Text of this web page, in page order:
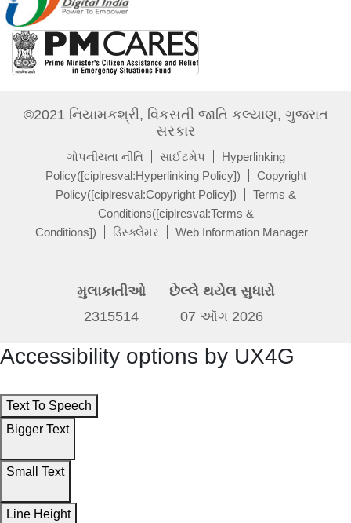
©2021 નિયામકશ્રી, વિકસતી જાતિ કલ્યાણ, ગુજરાત
સરકાર
ગોપનીયતા નીતિ સાઈટમેપ
Hyperlinking
Policy([ciplresval:Hyperlinking Policy])
Copyright
Policy([ciplresval:Copyright Policy])
Terms &
Conditions([ciplresval:Terms &
Conditions])
ડિસ્ક્લેમર Web Information Manager
મુલાકાતીઓ
2315514
છેલ્લે થયેલ સુધારો
07 ઑગ 2026
Accessibility options by UX4G
Text To Speech
Bigger Text
Small Text
Line Height